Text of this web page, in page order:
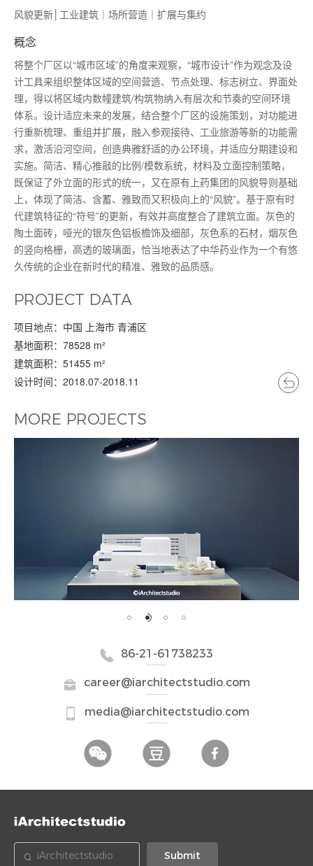
风貌更新│工业建筑｜场所营造｜扩展与集约
概念
将整个厂区以“城市区域”的角度来观察，“城市设计”作为观念及设
计工具来组织整体区域的空间营造、节点处理、标志树立、界面处
理，得以将区域内数幢建筑/构筑物纳入有层次和节奏的空间环境
体系。设计适应未来的发展，结合整个厂区的设施策划，对功能进
行重新梳理、重组并扩展，融入参观接待、工业旅游等新的功能需
求，激活沿河空间，创造典雅舒适的办公环境，并适应分期建设和
实施。简洁、精心推敲的比例/模数系统，材料及立面控制策略，
既保证了外立面的形式的统一，又在原有上药集团的风貌导则基础
上，体现了简洁、含蓄、雅致而又积极向上的“风貌”。基于原有时
代建筑特征的“符号”的更新，有效并高度整合了建筑立面。灰色的
陶土面砖，哑光的银灰色铝板檐饰及细部，灰色系的石材，烟灰色
的竖向格栅，高透的玻璃面，恰当地表达了中华药业作为一个有悠
久传统的企业在新时代的精准、雅致的品质感。
PROJECT DATA
项目地点：中国 上海市 青浦区
基地面积：78528 m²
建筑面积：51455 m²
设计时间：2018.07-2018.11
MORE PROJECTS
86-21-61738233
career@iarchitectstudio.com
media@iarchitectstudio.com
Submit